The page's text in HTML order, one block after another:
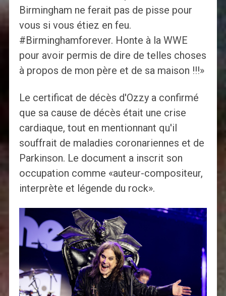
Birmingham ne ferait pas de pisse pour
vous si vous étiez en feu.
#Birminghamforever. Honte à la WWE
pour avoir permis de dire de telles choses
à propos de mon père et de sa maison !!!»
Le certificat de décès d'Ozzy a confirmé
que sa cause de décès était une crise
cardiaque, tout en mentionnant qu'il
souffrait de maladies coronariennes et de
Parkinson. Le document a inscrit son
occupation comme «auteur-compositeur,
interprète et légende du rock».